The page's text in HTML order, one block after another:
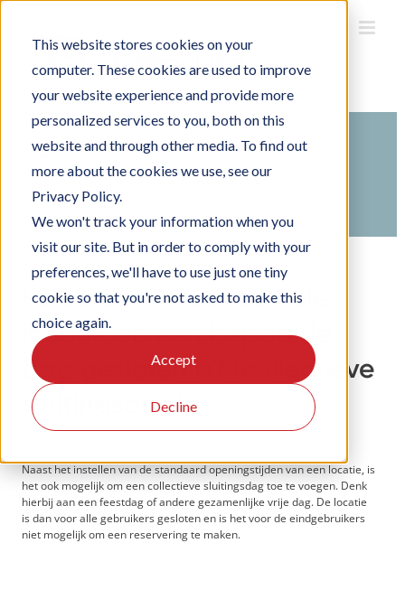
This website stores cookies on your
computer. These cookies are used to improve
your website experience and provide more
personalized services to you, both on this
website and through other media. To find out
more about the cookies we use, see our
Privacy Policy.
We won't track your information when you
visit our site. But in order to comply with your
preferences, we'll have to use just one tiny
cookie so that you're not asked to make this
choice again.
Accept
Decline
Ga
inhoud
Search
Home Kennisbank
Organisatie instellingen
Hoe stel ik in dat de hele
locatie op een bepaalde
dag gesloten is? (collectieve
sluitingsdag)
Naast het instellen van de standaard openingstijden van een locatie, is
het ook mogelijk om een collectieve sluitingsdag toe te voegen. Denk
hierbij aan een feestdag of andere gezamenlijke vrije dag. De locatie
is dan voor alle gebruikers gesloten en is het voor de eindgebruikers
niet mogelijk om een reservering te maken.